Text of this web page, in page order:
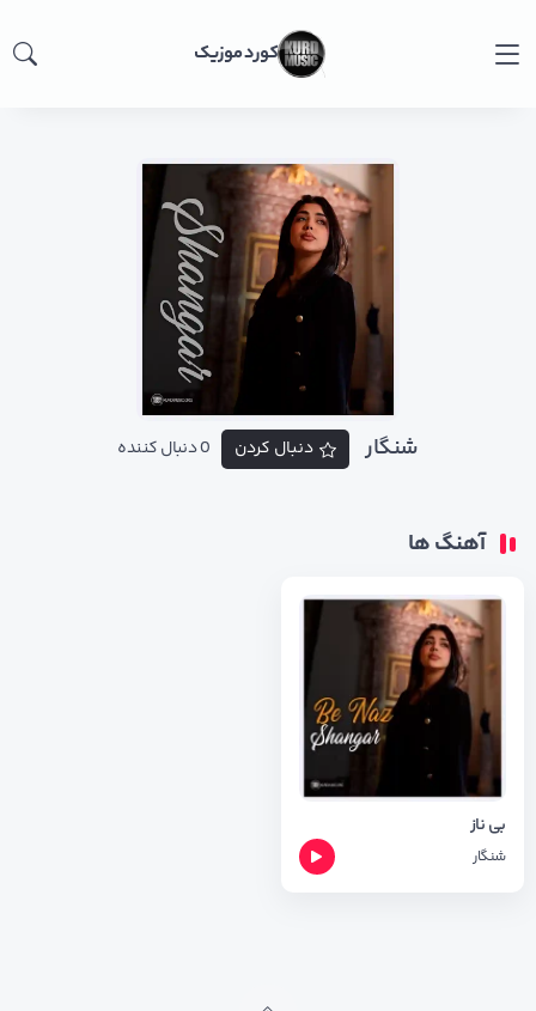
کورد موزیک
شنگار دنبال کردن 0 دنبال کننده
آهنگ ها
بی ناز
شنگار